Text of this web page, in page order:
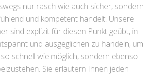
nur rasch wie auch sicher, sondern
und kompetent handelt. Unsere
sind explizit für diesen Punkt geübt, in
und ausgeglichen zu handeln, um
schnell wie möglich, sondern ebenso
Sie erläutern Ihnen jeden